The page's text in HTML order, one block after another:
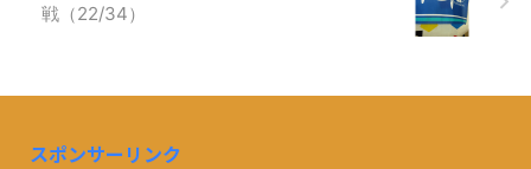
戦（22/34）
スポンサーリンク